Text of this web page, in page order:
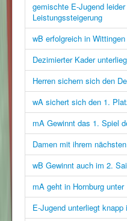
gemischte E-Jugend
Leistungssteigerung
wB erfolgreich in Wittingen
Dezimierter Kader
Herren sichern sich den
wA sichert sich den 1.
mA Gewinnt das 1. Spiel
Damen mit ihrem
wB Gewinnt auch im 2.
mA geht in Hornburg unter
E-Jugend unterliegt knapp